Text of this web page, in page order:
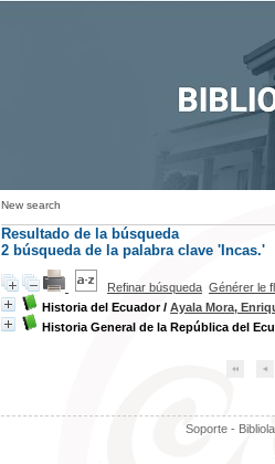
New search
Resultado de la búsqueda
2 búsqueda de la palabra clave 'Incas.'
Refinar búsqueda Générer le
Historia del Ecuador/ Ayala Mora,
Historia General de la República del
Soporte -